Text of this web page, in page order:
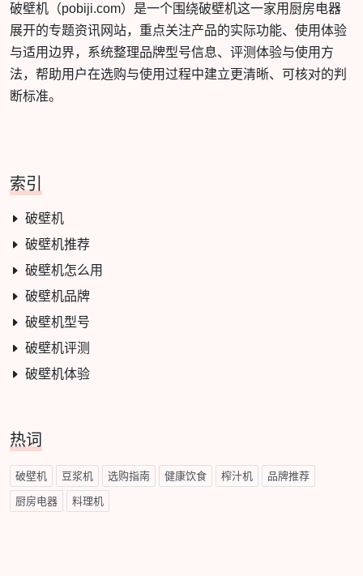
破壁机（pobiji.com）是一个围绕破壁机这一家用厨房电器
展开的专题资讯网站，重点关注产品的实际功能、使用体验
与适用边界，系统整理品牌型号信息、评测体验与使用方
法，帮助用户在选购与使用过程中建立更清晰、可核对的判
断标准。
索引
破壁机
破壁机推荐
破壁机怎么用
破壁机品牌
破壁机型号
破壁机评测
破壁机体验
热词
破壁机 豆浆机 选购指南 健康饮食 榨汁机 品牌推荐
厨房电器 料理机